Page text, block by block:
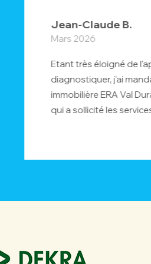
Jean-Claude B.
Mars 2026
Etant très éloigné de
diagnostiquer, j'ai
immobilière ERA Val
qui a sollicité les